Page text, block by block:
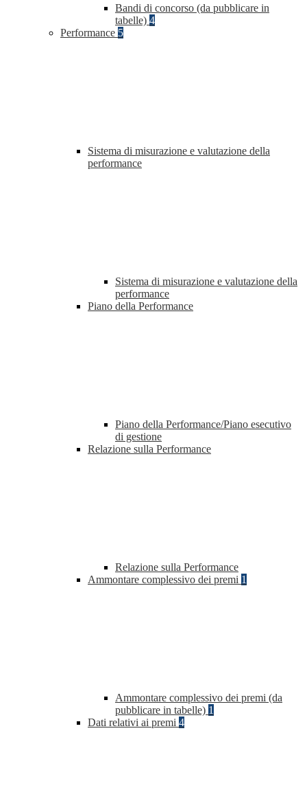
Bandi di concorso (da pubblicare in
tabelle) 4
Performance 5
Sistema di misurazione e valutazione della
performance
Sistema di misurazione e valutazione della
performance
Piano della Performance
Piano della Performance/Piano esecutivo
di gestione
Relazione sulla Performance
Relazione sulla Performance
Ammontare complessivo dei premi 1
Ammontare complessivo dei premi (da
pubblicare in tabelle) 1
Dati relativi ai premi 4